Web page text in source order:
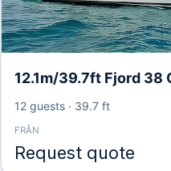
12.1m/39.7ft Fjord 38
12 guests· 39.7 ft
FRÅN
Request quote